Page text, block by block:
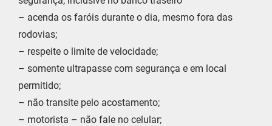
– acenda os faróis durante o dia, mesmo fora das
rodovias;
– respeite o limite de velocidade;
– somente ultrapasse com segurança e em local
permitido;
– não transite pelo acostamento;
– motorista – não fale no celular;